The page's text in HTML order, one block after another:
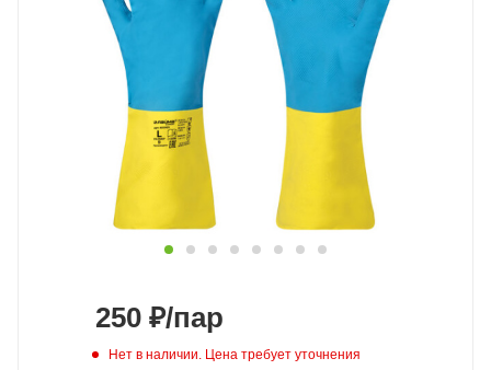
250 ₽/пар
Нет в наличии. Цена требует уточнения